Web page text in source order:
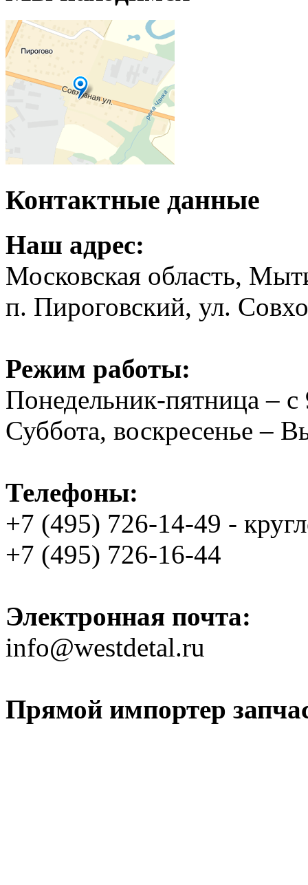
Контактные данные
Наш адрес:
Московская область,
п. Пироговский, ул.
Режим работы:
Понедельник-пятница –
Суббота, воскресенье –
Телефоны:
+7 (495) 726-14-49 -
+7 (495) 726-16-44
Электронная почта:
info@westdetal.ru
Прямой импортер